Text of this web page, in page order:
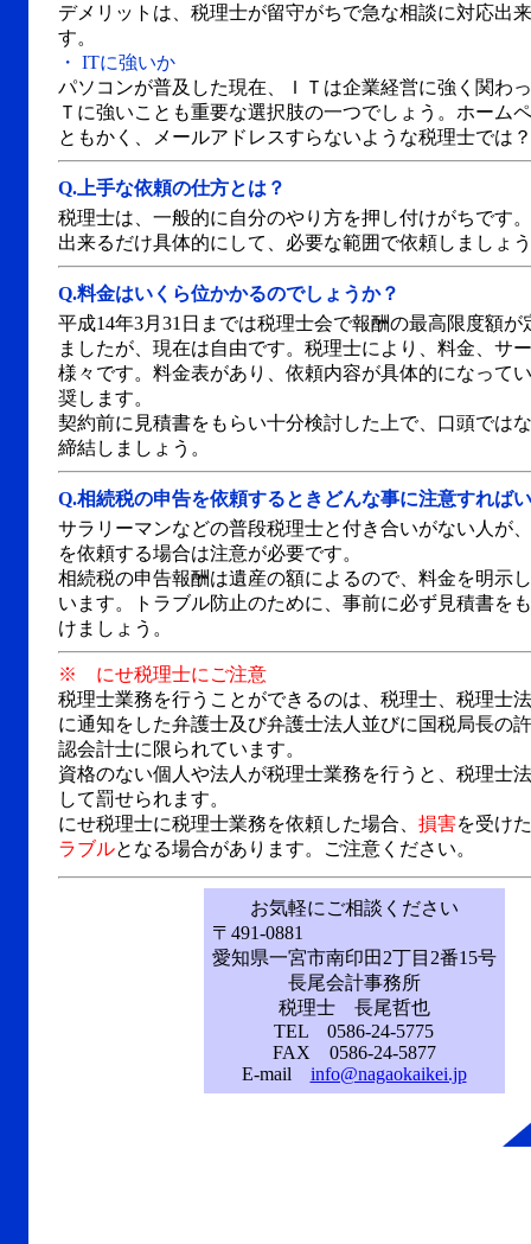
デメリットは、税理士が留守がちで急な相談に対応出
す。
・ ITに強いか
パソコンが普及した現在、ＩＴは企業経営に強く関わ
Ｔに強いことも重要な選択肢の一つでしょう。ホーム
ともかく、メールアドレスすらないような税理士では
Q.上手な依頼の仕方とは？
税理士は、一般的に自分のやり方を押し付けがちです
出来るだけ具体的にして、必要な範囲で依頼しましょ
Q.料金はいくら位かかるのでしょうか？
平成14年3月31日までは税理士会で報酬の最高限度額が
ましたが、現在は自由です。税理士により、料金、サ
様々です。料金表があり、依頼内容が具体的になって
奨します。
契約前に見積書をもらい十分検討した上で、口頭では
締結しましょう。
Q.相続税の申告を依頼するときどんな事に注意すれば
サラリーマンなどの普段税理士と付き合いがない人が
を依頼する場合は注意が必要です。
相続税の申告報酬は遺産の額によるので、料金を明示
います。トラブル防止のために、事前に必ず見積書を
けましょう。
※ にせ税理士にご注意
税理士業務を行うことができるのは、税理士、税理士
に通知をした弁護士及び弁護士法人並びに国税局長の
認会計士に限られています。
資格のない個人や法人が税理士業務を行うと、税理士
して罰せられます。
にせ税理士に税理士業務を依頼した場合、 損害を受け
ラブルとなる場合があります。ご注意ください。
お気軽にご相談ください
〒491-0881
愛知県一宮市南印田2丁目2番15号
長尾会計事務所
税理士 長尾哲也
TEL 0586-24-5775
FAX 0586-24-5877
E-mail info@nagaokaikei.jp